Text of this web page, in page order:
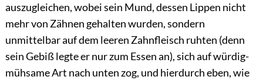
auszugleichen, wobei sein Mund, dessen Lippen nicht
mehr von Zähnen gehalten wurden, sondern
unmittelbar auf dem leeren Zahnfleisch ruhten (denn
sein Gebiß legte er nur zum Essen an), sich auf würdig-
mühsame Art nach unten zog, und hierdurch eben, wie